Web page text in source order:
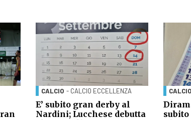
CALCIO - CALCIO ECCELLENZA
E’ subito gran derby al
Nardini; Lucchese debutta
CALCIO